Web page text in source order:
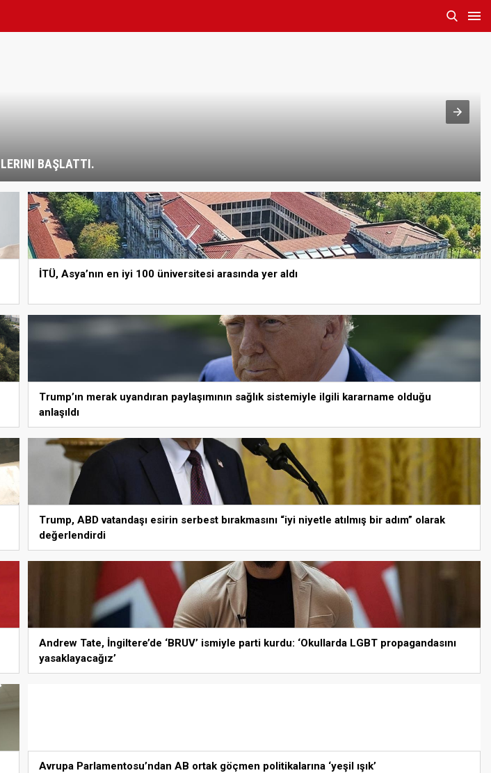
BAŞLATTI.
İTÜ, Asya’nın en iyi 100 üniversitesi arasında yer aldı
Trump’ın merak uyandıran paylaşımının sağlık sistemiyle ilgili kararname olduğu
anlaşıldı
Trump, ABD vatandaşı esirin serbest bırakmasını “iyi niyetle atılmış bir adım” olarak
değerlendirdi
Andrew Tate, İngiltere’de ‘BRUV’ ismiyle parti kurdu: ‘Okullarda LGBT propagandasını
yasaklayacağız’
Avrupa Parlamentosu’ndan AB ortak göçmen politikalarına ‘yeşil ışık’